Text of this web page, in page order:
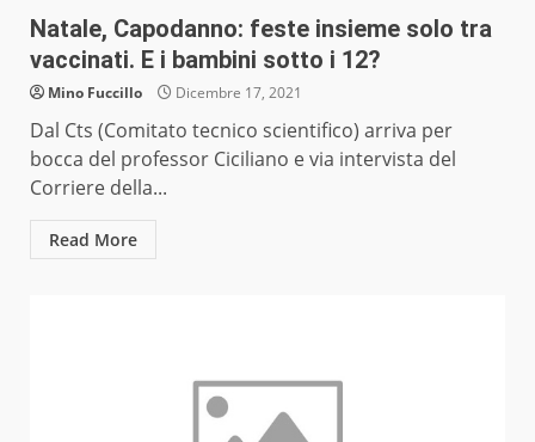
Natale, Capodanno: feste insieme solo tra
vaccinati. E i bambini sotto i 12?
Mino Fuccillo Dicembre 17, 2021
Dal Cts (Comitato tecnico scientifico) arriva per
bocca del professor Ciciliano e via intervista del
Corriere della...
Read More